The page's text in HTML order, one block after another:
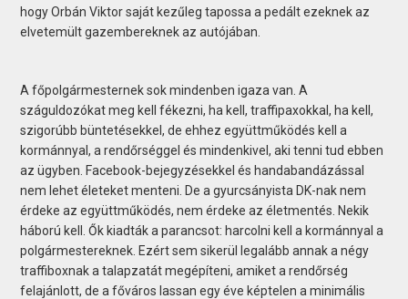
hogy Orbán Viktor saját kezűleg tapossa a pedált ezeknek az
elvetemült gazembereknek az autójában.
A főpolgármesternek sok mindenben igaza van. A
száguldozókat meg kell fékezni, ha kell, traffipaxokkal, ha kell,
szigorúbb büntetésekkel, de ehhez együttműködés kell a
kormánnyal, a rendőrséggel és mindenkivel, aki tenni tud ebben
az ügyben. Facebook-bejegyzésekkel és handabandázással
nem lehet életeket menteni. De a gyurcsányista DK-nak nem
érdeke az együttműködés, nem érdeke az életmentés. Nekik
háború kell. Ők kiadták a parancsot: harcolni kell a kormánnyal a
polgármestereknek. Ezért sem sikerül legalább annak a négy
traffiboxnak a talapzatát megépíteni, amiket a rendőrség
felajánlott, de a főváros lassan egy éve képtelen a minimális